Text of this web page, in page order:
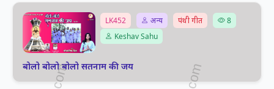
LK452 अन्य पंथी गीत
8
Keshav Sahu
बोलो बोलो बोलो सतनाम की जय